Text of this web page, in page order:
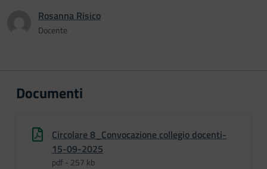
Rosanna Risico
Docente
Documenti
Circolare 8_Convocazione collegio docenti-
15-09-2025
pdf - 257 kb